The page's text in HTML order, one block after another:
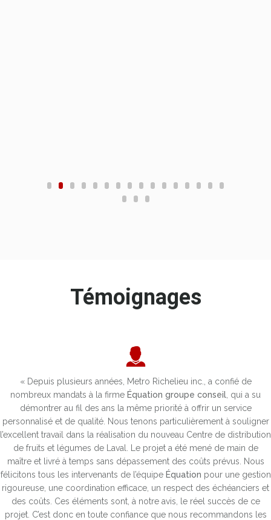
Témoignages
« Depuis plusieurs années, Metro Richelieu inc., a confié de
nombreux mandats à la firme Équation groupe conseil , qui a su
démontrer au fil des ans la même priorité à offrir un service
personnalisé et de qualité. Nous tenons particulièrement à souligner
l’excellent travail dans la réalisation du nouveau Centre de distribution
de fruits et légumes de Laval. Le projet a été mené de main de
maître et livré à temps sans dépassement des coûts prévus. Nous
félicitons tous les intervenants de l’équipe Équation pour une gestion
rigoureuse, une coordination efficace, un respect des échéanciers et
des coûts. Ces éléments sont, à notre avis, le réel succès de ce
projet. C’est donc en toute confiance que nous recommandons les